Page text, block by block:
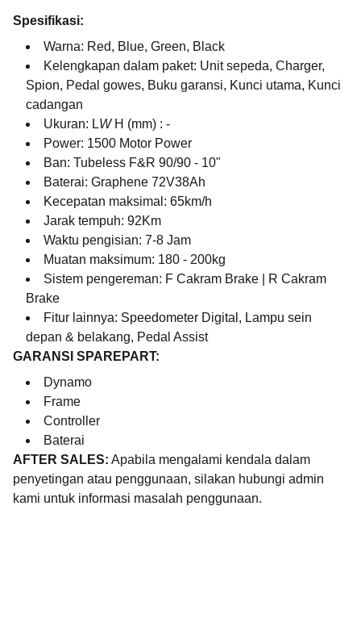
Spesifikasi:
Warna: Red, Blue, Green, Black
Kelengkapan dalam paket: Unit sepeda, Charger,
Spion, Pedal gowes, Buku garansi, Kunci utama, Kunci
cadangan
Ukuran: LW H (mm) : -
Power: 1500 Motor Power
Ban: Tubeless F&R 90/90 - 10"
Baterai: Graphene 72V38Ah
Kecepatan maksimal: 65km/h
Jarak tempuh: 92Km
Waktu pengisian: 7-8 Jam
Muatan maksimum: 180 - 200kg
Sistem pengereman: F Cakram Brake | R Cakram
Brake
Fitur lainnya: Speedometer Digital, Lampu sein
depan & belakang, Pedal Assist
GARANSI SPAREPART:
Dynamo
Frame
Controller
Baterai
AFTER SALES: Apabila mengalami kendala dalam
penyetingan atau penggunaan, silakan hubungi admin
kami untuk informasi masalah penggunaan.